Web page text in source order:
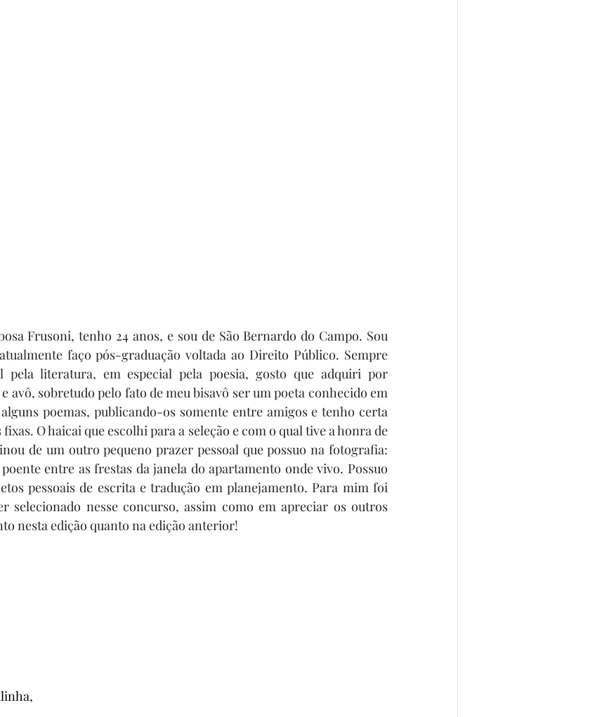
Frusoni, tenho 24 anos, e sou de São Bernardo do Campo. Sou
faço pós-graduação voltada ao Direito Público. Sempre
pela literatura, em especial pela poesia, gosto que adquiri por
avô, sobretudo pelo fato de meu bisavô ser um poeta conhecido em
poemas, publicando-os somente entre amigos e tenho certa
O haicai que escolhi para a seleção e com o qual tive a honra de
de um outro pequeno prazer pessoal que possuo na fotografia:
entre as frestas da janela do apartamento onde vivo. Possuo
pessoais de escrita e tradução em planejamento. Para mim foi
selecionado nesse concurso, assim como em apreciar os outros
nesta edição quanto na edição anterior!